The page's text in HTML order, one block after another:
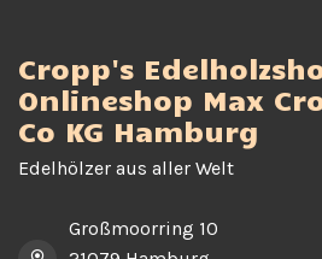
Cropp's
Onlineshop Max
Co KG Hamburg
Edelhölzer aus aller Welt
Großmoorring 10